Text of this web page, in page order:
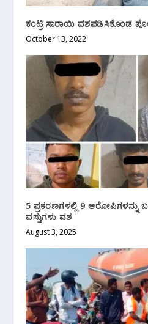
ಕಂಟ್ರಿ ಸಾರಾಯಿ ವಶಪಡಿಸಿಕೊಂಡ
October 13, 2022
5 ಪ್ರಕರಣಗಳಲ್ಲಿ 9 ಆರೋಪಿಗಳನ್ನು
ವಸ್ತುಗಳು ವಶ
August 3, 2025